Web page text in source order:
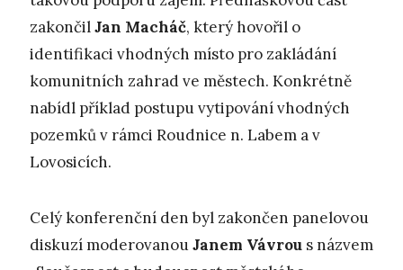
zakončilJan Macháč, který hovořil o
identifikaci vhodných místo pro zakládání
komunitních zahrad ve městech. Konkrétně
nabídl příklad postupu vytipování vhodných
pozemků v rámci Roudnice n. Labem a v
Lovosicích.
Celý konferenční den byl zakončen panelovou
diskuzí moderovanouJanem Vávrou s názvem